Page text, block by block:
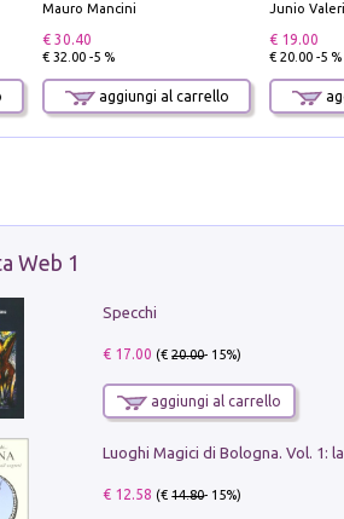
Mauro Mancini
€ 30.40
€ 32.00 -5 %
aggiungi al carrello
Junio
€ 19.00
€ 20.00 -5 %
Web 1
Specchi
€ 17.00 (€20.00- 15%)
aggiungi al carrello
€ 12.58 (€14.80- 15%)